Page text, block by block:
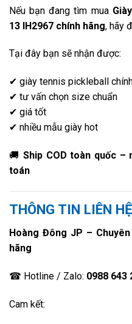
Nếu bạn đang tìm mua
13 IH2967 chính hãng, hãy
Tại đây bạn sẽ nhận được:
✔ giày tennis pickleball
✔ tư vấn chọn size chuẩn
✔ giá tốt
✔ nhiều mẫu giày hot
🚚Ship COD toàn quốc –
toán
THÔNG TIN LIÊN
Hoàng Đông JP –
hãng
☎ Hotline / Zalo: 0988 643
Cam kết: